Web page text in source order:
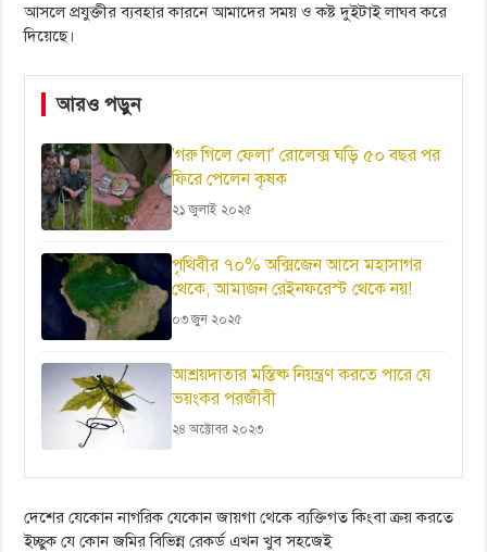
আসলে প্রযুক্তীর ব্যবহার কারনে আমাদের সময় ও কষ্ট দুইটাই লাঘব করে
দিয়েছে।
আরও পড়ুন
'গরু গিলে ফেলা’ রোলেক্স ঘড়ি ৫০ বছর পর
ফিরে পেলেন কৃষক
২১ জুলাই ২০২৫
পৃথিবীর ৭০% অক্সিজেন আসে মহাসাগর
থেকে, আমাজন রেইনফরেস্ট থেকে নয়!
০৩ জুন ২০২৫
আশ্রয়দাতার মস্তিষ্ক নিয়ন্ত্রণ করতে পারে যে
ভয়ংকর পরজীবী
২৪ অক্টোবর ২০২৩
দেশের যেকোন নাগরিক যেকোন জায়গা থেকে ব্যক্তিগত কিংবা ক্রয় করতে
ইচ্ছুক যে কোন জমির বিভিন্ন রেকর্ড এখন খুব সহজেই